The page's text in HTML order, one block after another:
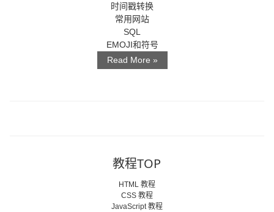
时间戳转换
常用网站
SQL
EMOJI和符号
Read More »
教程TOP
HTML 教程
CSS 教程
JavaScript 教程